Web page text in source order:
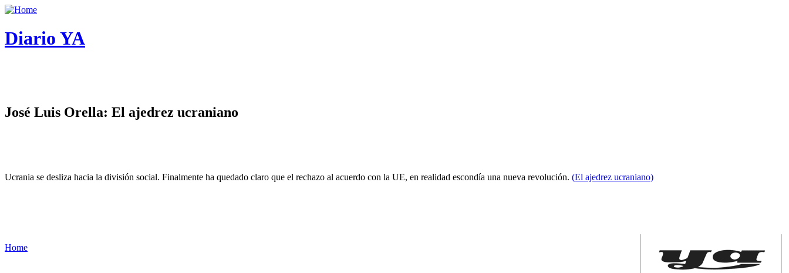
Diario YA
José Luis Orella: El ajedrez ucraniano
Ucrania se desliza hacia la división social. Finalmente ha quedado claro que el rechazo al acuerdo con la UE, en realidad escondía una nueva revolución. (El ajedrez ucraniano)
Home